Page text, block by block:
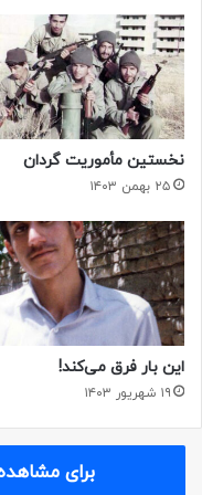
نگرفته بودند،همگی اعلام
بود که فرماندهان تصمیم
بعد از عملیات کربلای
۱۳۶۵ زمان انجام
زمانی بسیار کم کار
شلمچه که به اذعان
عنوان دژ نفوذ ناپذیر
نخستین مأموریت گردان
۲۵ بهمن ۱۴۰۳
این بار فرق می‌کند!
۱۹ شهریور ۱۴۰۳
برای